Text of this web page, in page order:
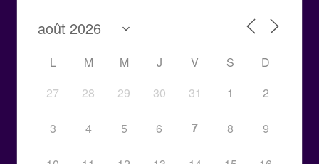
L M M J V S
D
27
28 29 30 31 1 2
3 4 5 6 7 8 9